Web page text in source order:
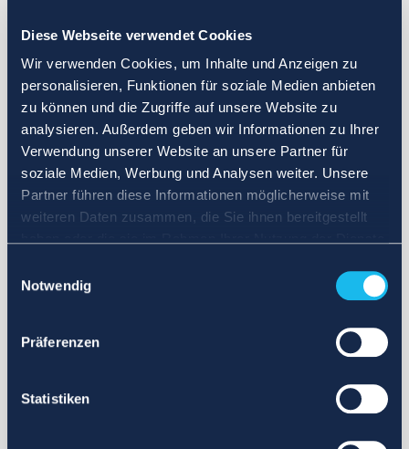
Diese Webseite verwendet Cookies
Wir verwenden Cookies, um Inhalte und Anzeigen zu
personalisieren, Funktionen für soziale Medien anbieten
zu können und die Zugriffe auf unsere Website zu
analysieren. Außerdem geben wir Informationen zu Ihrer
Verwendung unserer Website an unsere Partner für
soziale Medien, Werbung und Analysen weiter. Unsere
Partner führen diese Informationen möglicherweise mit
weiteren Daten zusammen, die Sie ihnen bereitgestellt
Notwendig
Präferenzen
Statistiken